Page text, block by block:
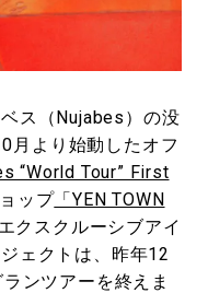
ス（Nujabes）の没
月より始動したオフ
“World Tour” First
ップ「YEN TOWN
クスクルーシブアイ
ェクトは、昨年12
ンツアーを終えま